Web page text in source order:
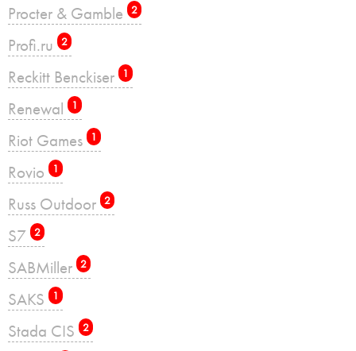
Procter & Gamble 2
Profi.ru 2
Reckitt Benckiser 1
Renewal 1
Riot Games 1
Rovio 1
Russ Outdoor 2
S7 2
SABMiller 2
SAKS 1
Stada CIS 2